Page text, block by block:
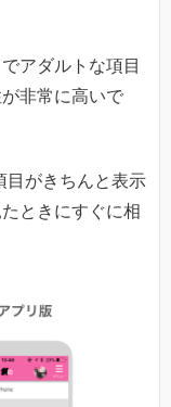
アダルトな項目
非常に高いで
目がきちんと表示
ときにすぐに相